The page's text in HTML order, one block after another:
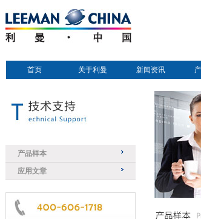
首页 关于利曼 新闻资讯
产品样本
应用文章